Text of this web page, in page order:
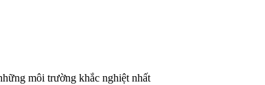
môi trường khắc nghiệt nhất